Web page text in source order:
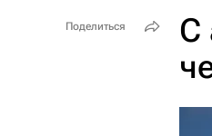
С
Поделиться